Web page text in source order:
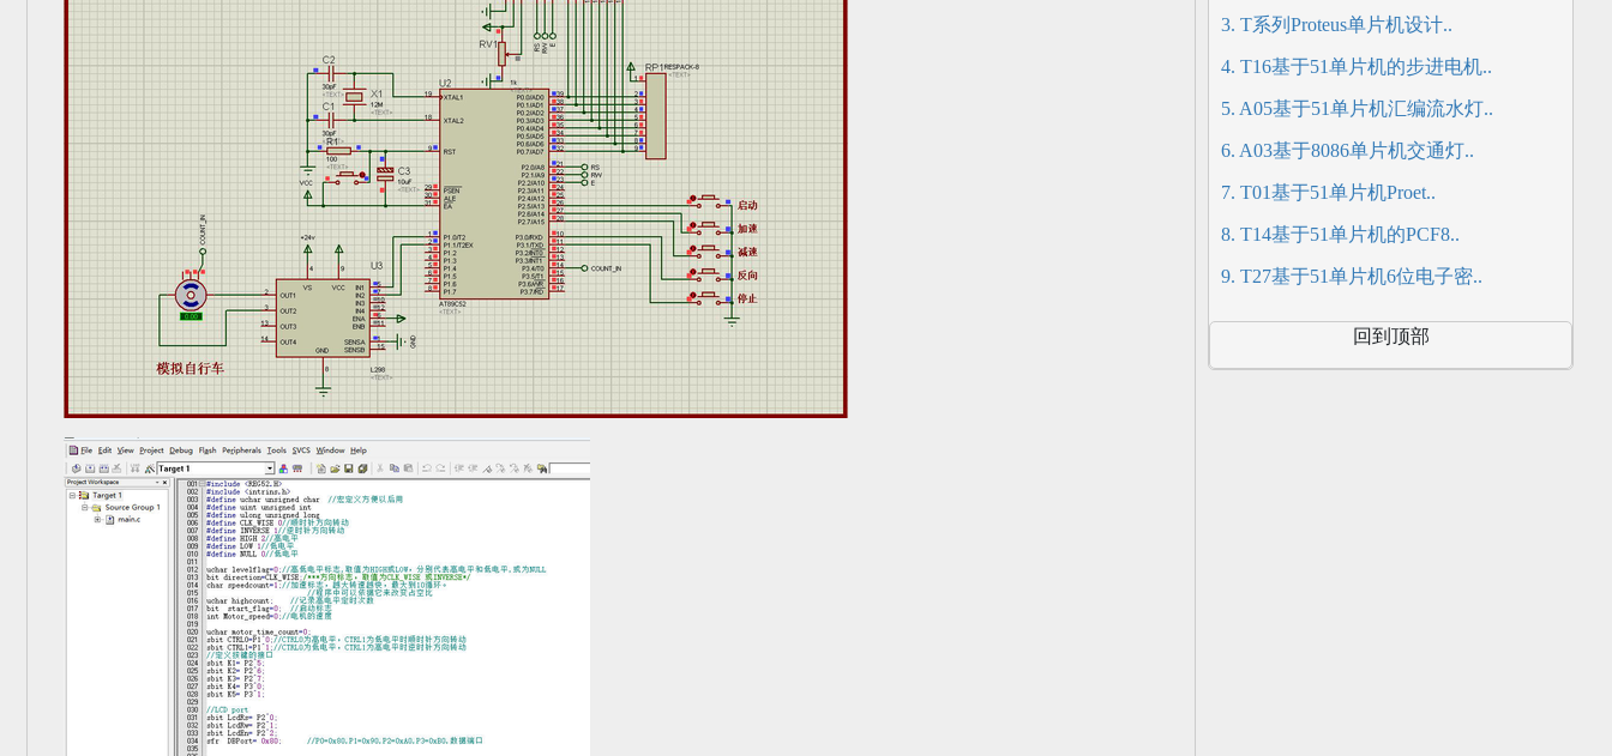
3. T系列Proteus单片机设计..
4. T16基于51单片机的步进电机..
5. A05基于51单片机汇编流水灯..
6. A03基于8086单片机交通灯..
7. T01基于51单片机Proet..
8. T14基于51单片机的PCF8..
9. T27基于51单片机6位电子密..
回到顶部